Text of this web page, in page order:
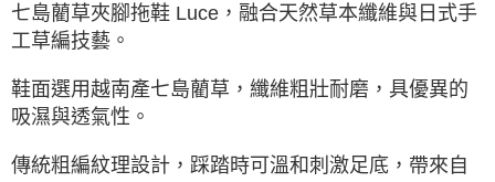
七島藺草夾腳拖鞋 Luce，融合天然草本纖維與日式手
工草編技藝。
鞋面選用越南產七島藺草，纖維粗壯耐磨，具優異的
吸濕與透氣性。
傳統粗編紋理設計，踩踏時可溫和刺激足底，帶來自